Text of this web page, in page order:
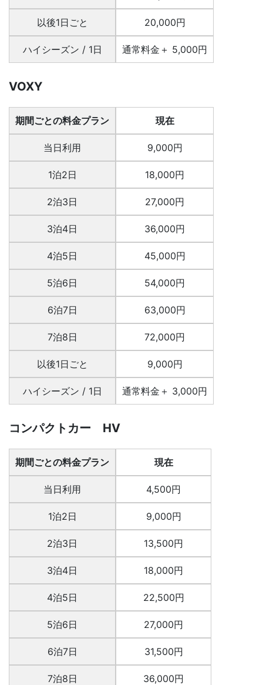
以後1日ごと
ハイシーズン / 1日
20,000円
通常料金＋ 5,000円
VOXY
期間ごとの料金プラン
当日利用
1泊2日
2泊3日
3泊4日
4泊5日
5泊6日
6泊7日
7泊8日
以後1日ごと
ハイシーズン / 1日
現在
9,000円
18,000円
27,000円
36,000円
45,000円
54,000円
63,000円
72,000円
9,000円
通常料金＋ 3,000円
コンパクトカー HV
期間ごとの料金プラン
当日利用
1泊2日
2泊3日
3泊4日
4泊5日
5泊6日
6泊7日
7泊8日
現在
4,500円
9,000円
13,500円
18,000円
22,500円
27,000円
31,500円
36,000円